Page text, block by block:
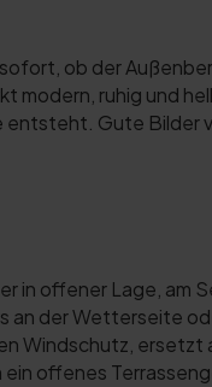
ob der
modern, ruhig und
entsteht. Gute Bilder
in offener Lage, am
an der Wetterseite
Windschutz, ersetzt
ein offenes